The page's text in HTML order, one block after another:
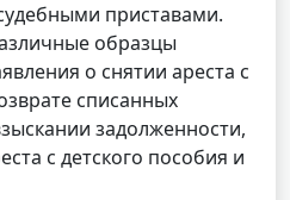
приставами.
образцы
о снятии ареста с
списанных
задолженности,
с детского пособия и